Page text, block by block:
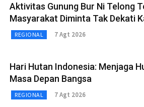
Aktivitas Gunung Bur Ni Telong
Masyarakat Diminta Tak Dekati
REGIONAL 7 Agt 2026
Hari Hutan Indonesia: Menjaga
Masa Depan Bangsa
REGIONAL 7 Agt 2026